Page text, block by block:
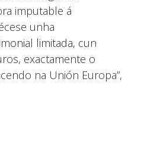
imputable á
unha
limitada, cun
exactamente o
na Unión Europa”,